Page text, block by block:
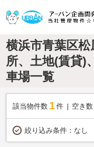
横浜市青葉区
所、土地(賃貸)
車場一覧
該当物件数 1件 空き数
絞り込み条件： なし